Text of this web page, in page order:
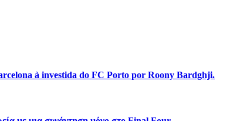
à investida do FC Porto por Roony Bardghji.